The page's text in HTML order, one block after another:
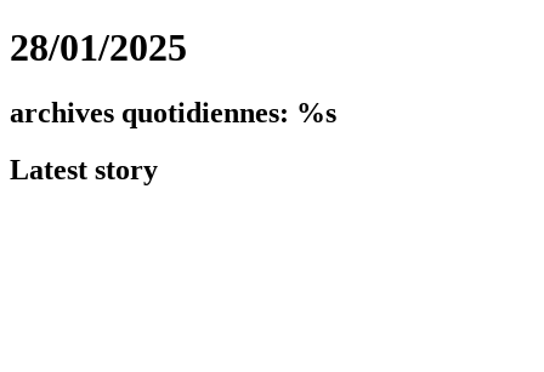
28/01/2025
archives quotidiennes: %s
Latest story